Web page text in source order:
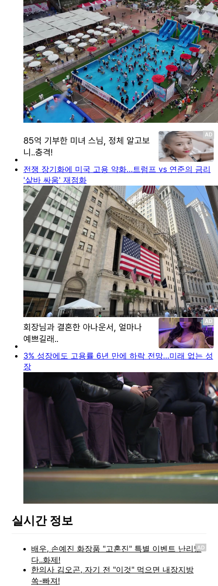
전쟁 장기화에 미국 고용 약화…트럼프 vs 연준의 금리
'샅바 싸움' 재점화
3% 성장에도 고용률 6년 만에 하락 전망…미래 없는 성
장
실시간 정보
AD